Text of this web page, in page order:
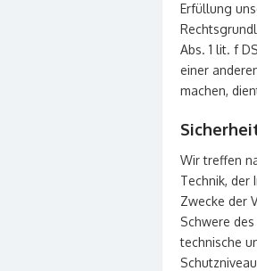
Erfüllung
Abs. 1 lit. f
einer
machen,
Wir treffen
Technik, der
Zwecke der
Schwere
technische